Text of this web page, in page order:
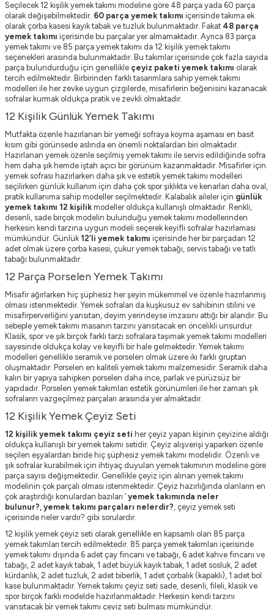
Seçilecek 12 kişilik yemek takımı modeline göre 48 parça yada 60 parça
olarak değişebilmektedir. 60 parça yemek takımı içerisinde takıma ek
olarak çorba kasesi kayık tabak ve tuzluk bulunmaktadır. Fakat 48 parça
yemek takımı içerisinde bu parçalar yer almamaktadır. Ayrıca 83 parça
yemek takımı ve 85 parça yemek takımı da 12 kişilik yemek takımı
seçenekleri arasında bulunmaktadır. Bu takımlar içerisinde çok fazla sayıda
parça bulundurduğu için genellikle çeyiz paketi yemek takımı olarak
tercih edilmektedir. Birbirinden farklı tasarımlara sahip yemek takımı
modelleri ile her zevke uygun çizgilerde, misafirlerin beğenisini kazanacak
sofralar kurmak oldukça pratik ve zevkli olmaktadır.
12 Kişilik Günlük Yemek Takımı
Mutfakta özenle hazırlanan bir yemeği sofraya koyma aşaması en basit
kısım gibi görünsede aslında en önemli noktalardan biri olmaktadır.
Hazırlanan yemek özenle seçilmiş yemek takımı ile servis edildiğinde sofra
hem daha şık hemde iştah açıcı bir görünüm kazanmaktadır. Misafirler için
yemek sofrası hazırlarken daha şık ve estetik yemek takımı modelleri
seçilirken günlük kullanım için daha çok spor şıklıkta ve kenarları daha oval,
pratik kullanıma sahip modeller seçilmektedir. Kalabalık aileler için günlük
yemek takımı 12 kişilik modeller oldukça kullanışlı olmaktadır. Renkli,
desenli, sade birçok modelin bulunduğu yemek takımı modellerinden
herkesin kendi tarzına uygun modeli seçerek keyifli sofralar hazırlaması
mümkündür. Günlük 12’li yemek takımı içerisinde her bir parçadan 12
adet olmak üzere çorba kasesi, çukur yemek tabağı, servis tabağı ve tatlı
tabağı bulunmaktadır.
12 Parça Porselen Yemek Takımı
Misafir ağırlarken hiç şüphesiz her şeyin mükemmel ve özenle hazırlanmış
olması istenmektedir. Yemek sofraları da kuşkusuz ev sahibinin stilini ve
misafirperverliğini yansıtan, deyim yerindeyse imzasını attığı bir alandır. Bu
sebeple yemek takımı masanın tarzını yansıtacak en öncelikli unsurdur.
Klasik, spor ve şık birçok farklı tarzı sofralara taşımak yemek takımı modelleri
sayesinde oldukça kolay ve keyifli bir hale gelmektedir. Yemek takımı
modelleri genellikle seramik ve porselen olmak üzere iki farklı gruptan
oluşmaktadır. Porselen en kaliteli yemek takımı malzemesidir. Seramik daha
kalın bir yapıya sahipken porselen daha ince, parlak ve pürüzsüz bir
yapıdadır. Porselen yemek takımları estetik görünümleri ile her zaman şık
sofraların vazgeçilmez parçaları arasında yer almaktadır.
12 Kişilik Yemek Çeyiz Seti
12 kişilik yemek takımı çeyiz seti her çeyiz yapan kişinin çeyizine aldığı
oldukça kullanışlı bir yemek takımı setidir. Çeyiz alışverişi yaparken özenle
seçilen eşyalardan biride hiç şüphesiz yemek takımı modelidir. Özenli ve
şık sofralar kurabilmek için ihtiyaç duyulan yemek takımının modeline göre
parça sayısı değişmektedir. Genellikle çeyiz için alınan yemek takımı
modelinin çok parçalı olması istenmektedir. Çeyiz hazırlığında olanların en
çok araştırdığı konulardan bazıları ‘ yemek takımında neler
bulunur?, yemek takımı parçaları nelerdir?, çeyiz yemek seti
içerisinde neler vardır? gibi sorulardır.
12 kişilik yemek çeyiz seti olarak genellikle en kapsamlı olan 85 parça
yemek takımları tercih edilmektedir. 85 parça yemek takımları içerisinde
yemek takımı dışında 6 adet çay fincanı ve tabağı, 6 adet kahve fincanı ve
tabağı, 2 adet kayık tabak, 1 adet büyük kayık tabak, 1 adet sosluk, 2 adet
kürdanlık, 2 adet tuzluk, 2 adet biberlik, 1 adet çorbalık (kapaklı), 1 adet bol
kase bulunmaktadır. Yemek takımı çeyiz seti sade, desenli, fileli, klasik ve
spor birçok farklı modelde hazırlanmaktadır. Herkesin kendi tarzını
yansıtacak bir yemek takımı çeyiz seti bulması mümkündür.